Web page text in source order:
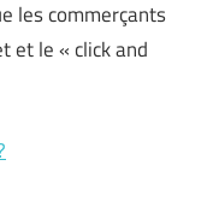
les commerçants
et le « click and